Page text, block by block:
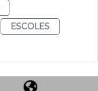
ESCOLES